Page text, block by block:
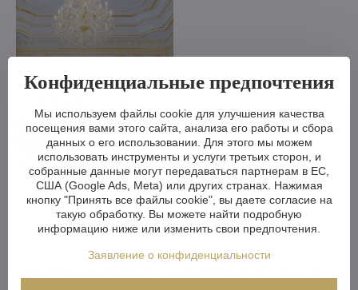
Мы можем сделать хрустальную люстру меньше или
больше, изменить кронштейны, количество лампочек,
укоротить или удлинить цепь - возможности практически
безграничны. А если вам этого недостаточно, мы можем
изготовить хрустальную люстру по вашему проекту.
Если вы не выбрали люстру из нашего ассортимента, мы
Конфиденциальные предпочтения
Мы используем файлы cookie для улучшения качества
посещения вами этого сайта, анализа его работы и сбора
данных о его использовании. Для этого мы можем
использовать инструменты и услуги третьих сторон, и
собранные данные могут передаваться партнерам в ЕС,
США (Google Ads, Meta) или других странах. Нажимая
кнопку "Принять все файлы cookie", вы даете согласие на
такую обработку. Вы можете найти подробную
информацию ниже или изменить свои предпочтения.
Заявление о конфиденциальности